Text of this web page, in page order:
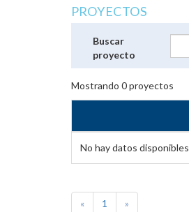
PROYECTOS
Buscar
proyecto
Mostrando 0proyectos
No hay datos disponibles
« 1 »